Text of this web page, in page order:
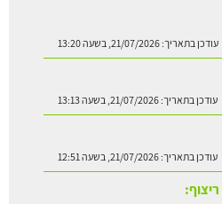
עודכן בתאריך:21/07/2026, בשעה 13:13
עודכן בתאריך:21/07/2026, בשעה 12:51
עודכן בתאריך: 21/07/2026, בשעה 12:42